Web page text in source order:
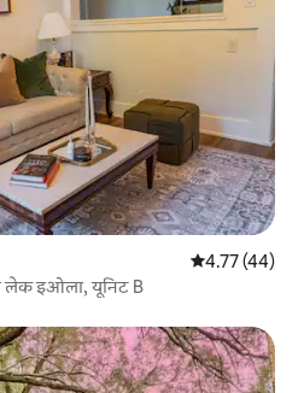
औसत रेटिंग 5 में
4.77 (44)
लेक इओला, यूनिट B